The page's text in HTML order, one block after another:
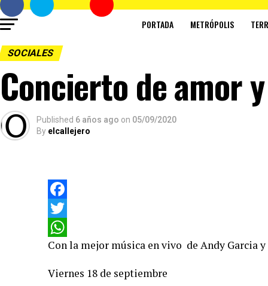
PORTADA METRÓPOLIS
SOCIALES
Concierto de amor
Published 6 años ago on 05/09/2020
By elcallejero
Facebook
Twitter
WhatsApp
Con la mejor música en vivo de Andy Garcia
Viernes 18 de septiembre